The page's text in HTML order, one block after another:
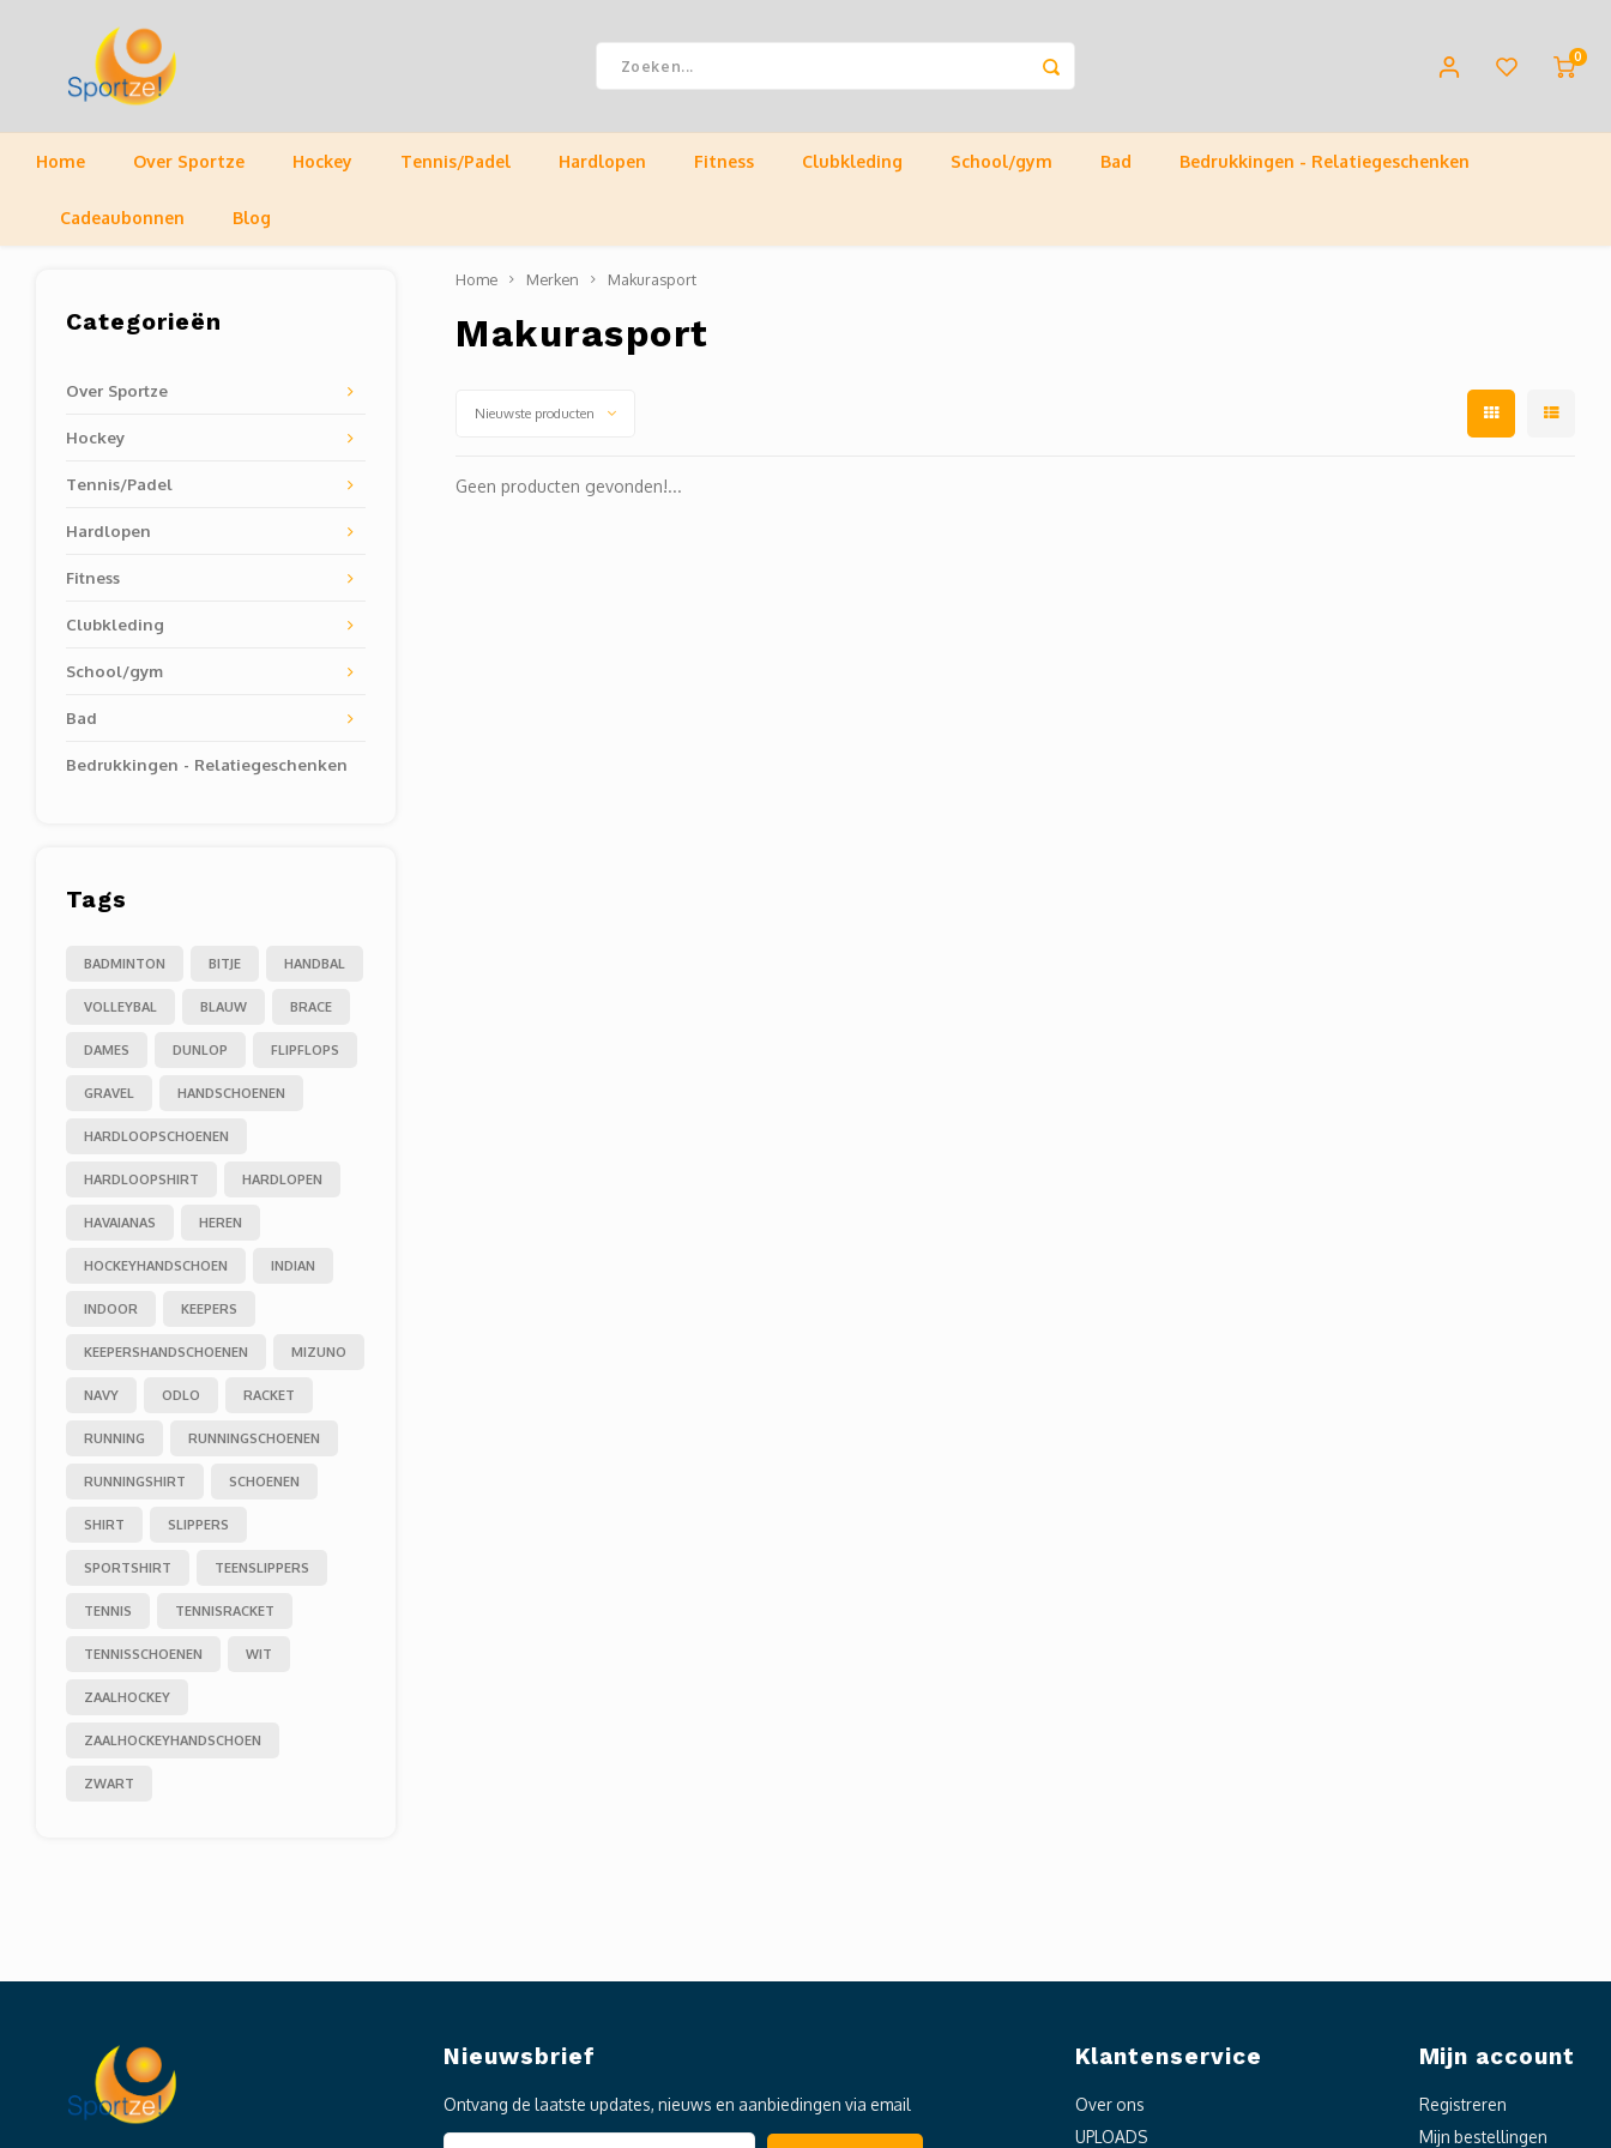
0
Home Over Sportze Hockey Tennis/Padel Hardlopen Fitness Clubkleding School/gym Bad Bedrukkingen - Relatiegeschenken
Cadeaubonnen Blog
Categorieën
Over Sportze
Hockey
Tennis/Padel
Hardlopen
Fitness
Clubkleding
School/gym
Bad
Bedrukkingen - Relatiegeschenken
Tags
BADMINTON BITJE HANDBAL
VOLLEYBAL BLAUW BRACE
DAMES DUNLOP FLIPFLOPS
GRAVEL HANDSCHOENEN
HARDLOOPSCHOENEN
HARDLOOPSHIRT HARDLOPEN
HAVAIANAS HEREN
HOCKEYHANDSCHOEN INDIAN
INDOOR KEEPERS
KEEPERSHANDSCHOENEN MIZUNO
NAVY ODLO RACKET
RUNNING RUNNINGSCHOENEN
RUNNINGSHIRT SCHOENEN
SHIRT SLIPPERS
SPORTSHIRT TEENSLIPPERS
TENNIS TENNISRACKET
TENNISSCHOENEN WIT
ZAALHOCKEY
ZAALHOCKEYHANDSCHOEN
ZWART
Home Merken Makurasport
Makurasport
Nieuwste producten
Geen producten gevonden!...
Nieuwsbrief
Ontvang de laatste updates, nieuws en aanbiedingen via email
Klantenservice
Over ons
UPLOADS
Mijn account
Registreren
Mijn bestellingen